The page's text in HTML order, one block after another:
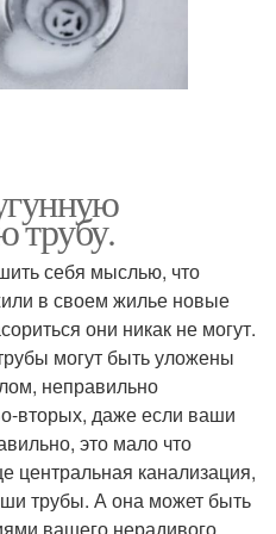
трубу.
себя мыслью, что
в своем жилье новые
они никак не могут.
могут быть уложены
неправильно
вторых, даже если ваши
это мало что
центральная канализация,
трубы. А она может быть